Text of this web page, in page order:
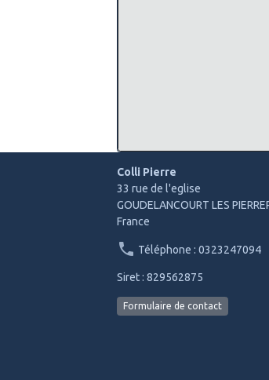
Colli Pierre
33 rue de l'eglise
GOUDELANCOURT LES
France
Téléphone : 0323247094
Siret : 829562875
Formulaire de contact